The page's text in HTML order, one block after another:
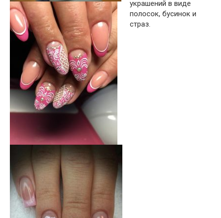
украшений в виде
полосок, бусинок и
страз.